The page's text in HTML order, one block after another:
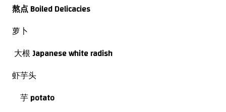
熬点Boiled Delicacies
萝卜
大根Japanese white radish
虾芋头
芋potato